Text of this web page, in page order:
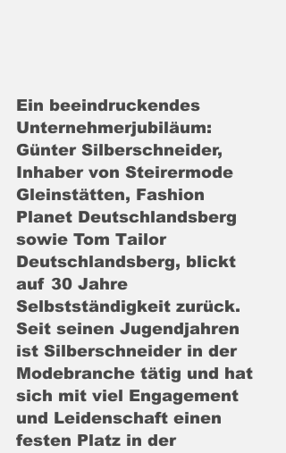
Ein beeindruckendes
Unternehmerjubiläum:
Günter Silberschneider,
Inhaber von Steirermode
Gleinstätten, Fashion
Planet Deutschlandsberg
sowie Tom Tailor
Deutschlandsberg, blickt
auf 30 Jahre
Selbstständigkeit zurück.
Seit seinen Jugendjahren
ist Silberschneider in der
Modebranche tätig und hat
sich mit viel Engagement
und Leidenschaft einen
festen Platz in der